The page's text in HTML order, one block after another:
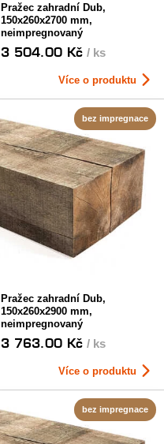
Pražec zahradní Dub,
150x260x2700 mm,
neimpregnovaný
3 504.00 Kč/ ks
Více o produktu
bez impregnace
Pražec zahradní Dub,
150x260x2900 mm,
neimpregnovaný
3 763.00 Kč/ ks
Více o produktu
bez impregnace